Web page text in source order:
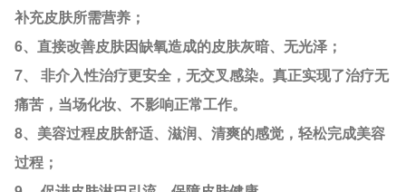
补充皮肤所需营养；
6、直接改善皮肤因缺氧造成的皮肤灰暗、无光泽；
7、 非介入性治疗更安全，无交叉感染。真正实现了治疗无
痛苦，当场化妆、不影响正常工作。
8、美容过程皮肤舒适、滋润、清爽的感觉，轻松完成美容
过程；